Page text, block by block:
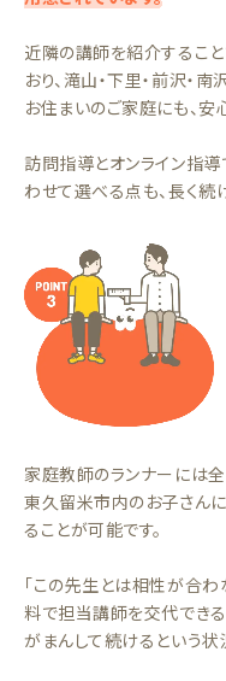
近隣の講師を紹介するこ
おり、滝山・下里・前沢・
お住まいのご家庭にも、安
訪問指導とオンライン指
わせて選べる点も、長く続
家庭教師のランナーには
東久留米市内のお子さん
ることが可能です。
「この先生とは相性が合
料で担当講師を交代でき
がまんして続けるという状